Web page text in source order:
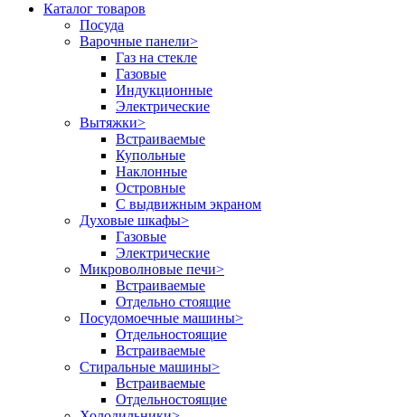
Каталог товаров
Посуда
Варочные панели>
Газ на стекле
Газовые
Индукционные
Электрические
Вытяжки>
Встраиваемые
Купольные
Наклонные
Островные
С выдвижным экраном
Духовые шкафы>
Газовые
Электрические
Микроволновые печи>
Встраиваемые
Отдельно стоящие
Посудомоечные машины>
Отдельностоящие
Встраиваемые
Стиральные машины>
Встраиваемые
Отдельностоящие